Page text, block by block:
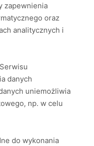
zapewnienia
oraz
analitycznych i
danych
uniemożliwia
np. w celu
do wykonania